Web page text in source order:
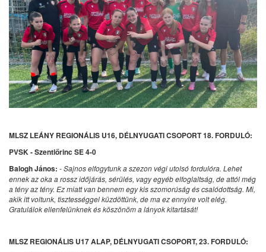
MLSZ LEÁNY REGIONÁLIS U16, DÉLNYUGATI CSOPORT 18. FORDULÓ:
PVSK - Szentlőrinc SE 4-0
Balogh János: - Sajnos elfogytunk a szezon végi utolsó fordulóra. Lehet
ennek az oka a rossz időjárás, sérülés, vagy egyéb elfoglaltság, de attól még
a tény az tény. Ez miatt van bennem egy kis szomorúság és csalódottság. Mi,
akik itt voltunk, tisztességgel küzdöttünk, de ma ez ennyire volt elég.
Gratulálok ellenfelünknek és köszönöm a lányok kitartását!
MLSZ REGIONÁLIS U17 ALAP, DÉLNYUGATI CSOPORT, 23. FORDULÓ: